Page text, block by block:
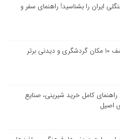
ایران را بشناسید! راهنمای سفر و
برتر
کامل خرید شیرینی، صنایع
اصیل